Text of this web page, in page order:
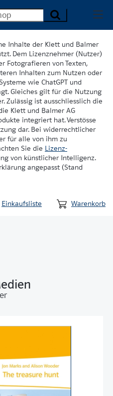
Inhalte der Klett und Balmer
Dem Lizenznehmer (Nutzer)
Fotografieren von Texten,
Inhalten zum Nutzen oder
wie ChatGPT und
Gleiches gilt für die Nutzung
Zulässig ist ausschliesslich die
Klett und Balmer AG
integriert hat. Verstösse
dar. Bei widerrechtlicher
für alle von ihm zu
Sie die Lizenz-
von künstlicher Intelligenz.
angepasst (Stand
Einkaufsliste Warenkorb